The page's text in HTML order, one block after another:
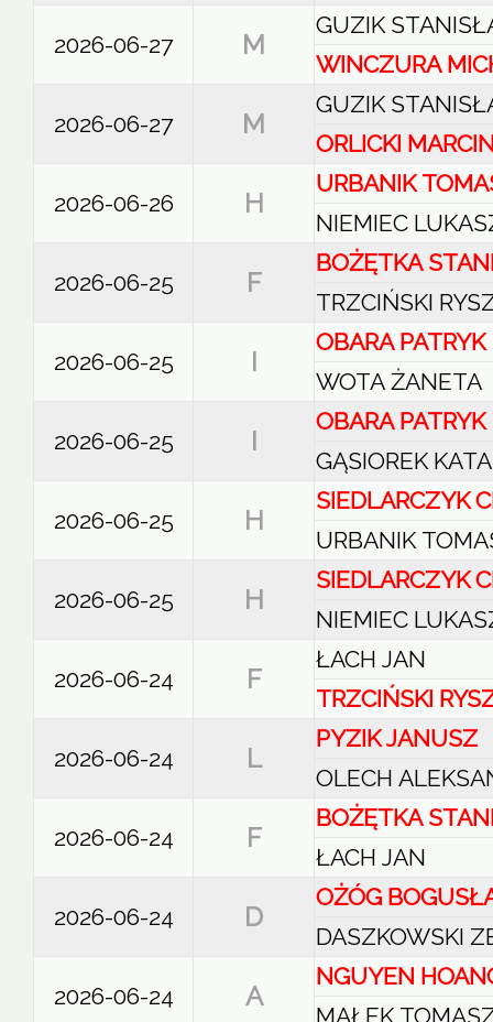
2026-06-27 M
GUZIK
WINCZURA
2026-06-27 M
GUZIK
ORLICKI
2026-06-26 H
URBANIK
NIEMIEC
2026-06-25 F
BOŻĘTKA
TRZCIŃSKI
2026-06-25 I
OBARA PATRYK
WOTA ŻANETA
2026-06-25 I
OBARA PATRYK
GĄSIOREK
2026-06-25 H
SIEDLARCZYK
URBANIK
2026-06-25 H
SIEDLARCZYK
NIEMIEC
2026-06-24 F
ŁACH JAN
TRZCIŃSKI
2026-06-24 L
PYZIK JANUSZ
OLECH
2026-06-24 F
BOŻĘTKA
ŁACH JAN
2026-06-24 D
OŻÓG
DASZKOWSKI
2026-06-24 A
NGUYEN
MAŁEK